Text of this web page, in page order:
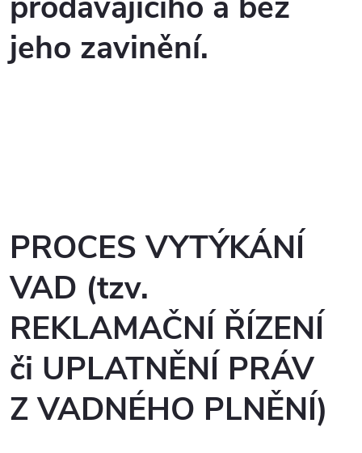
jeho zavinění.
PROCES VYTÝKÁNÍ
VAD (tzv.
REKLAMAČNÍ ŘÍZENÍ
či UPLATNĚNÍ PRÁV
Z VADNÉHO PLNĚNÍ)